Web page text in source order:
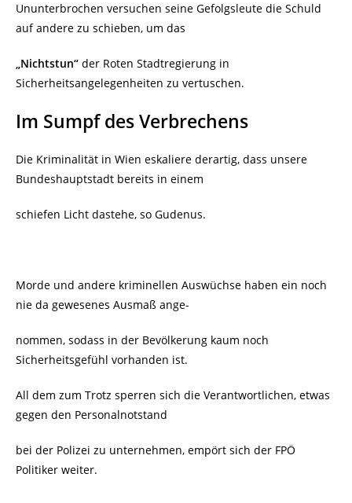
Ununterbrochen versuchen seine Gefolgsleute die Schuld
auf andere zu schieben, um das
„Nichtstun“ der Roten Stadtregierung in
Sicherheitsangelegenheiten zu vertuschen.
Im Sumpf des Verbrechens
Die Kriminalität in Wien eskaliere derartig, dass unsere
Bundeshauptstadt bereits in einem
schiefen Licht dastehe, so Gudenus.
Morde und andere kriminellen Auswüchse haben ein noch
nie da gewesenes Ausmaß ange-
nommen, sodass in der Bevölkerung kaum noch
Sicherheitsgefühl vorhanden ist.
All dem zum Trotz sperren sich die Verantwortlichen, etwas
gegen den Personalnotstand
bei der Polizei zu unternehmen, empört sich der FPÖ
Politiker weiter.